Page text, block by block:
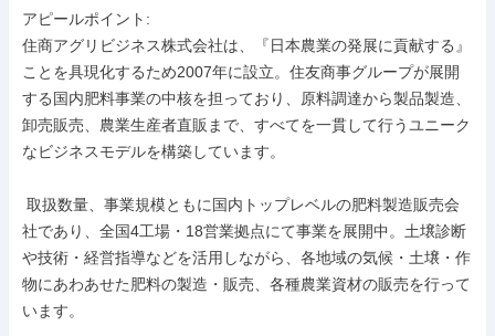
アピールポイント:
住商アグリビジネス株式会社は、『日本農業の発展に貢献する』
ことを具現化するため2007年に設立。住友商事グループが展開
する国内肥料事業の中核を担っており、原料調達から製品製造、
卸売販売、農業生産者直販まで、すべてを一貫して行うユニーク
なビジネスモデルを構築しています。
社であり、全国4工場・18営業拠点にて事業を展開中。土壌診断
や技術・経営指導などを活用しながら、各地域の気候・土壌・作
物にあわあせた肥料の製造・販売、各種農業資材の販売を行って
います。